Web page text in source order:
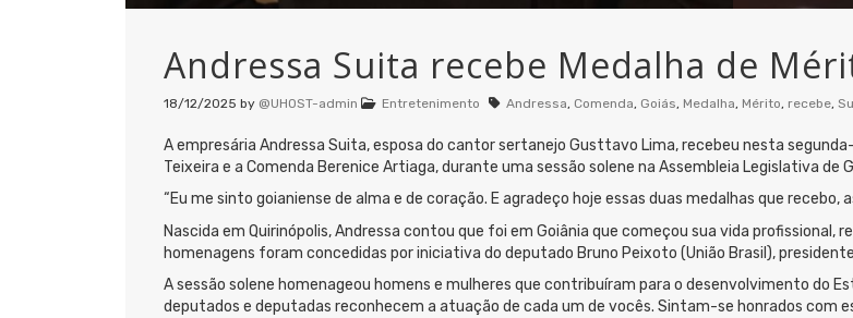
Andressa Suita recebe Medalha de
18/12/2025 by @UHOST-admin Entretenimento Andressa, Comenda, Goiás, Medalha, Mérito, recebe,
A empresária Andressa Suita, esposa do cantor sertanejo Gusttavo Lima, recebeu nesta
Teixeira e a Comenda Berenice Artiaga, durante uma sessão solene na Assembleia Legislativa de
“Eu me sinto goianiense de alma e de coração. E agradeço hoje essas duas medalhas que
Nascida em Quirinópolis, Andressa contou que foi em Goiânia que começou sua vida
homenagens foram concedidas por iniciativa do deputado Bruno Peixoto (União Brasil),
A sessão solene homenageou homens e mulheres que contribuíram para o desenvolvimento do
deputados e deputadas reconhecem a atuação de cada um de vocês. Sintam-se honrados com